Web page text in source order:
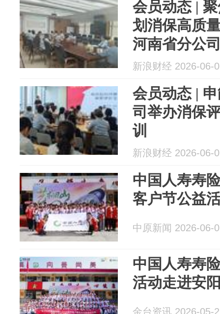
会员动态 |
划消保高质
河南省分公
护工...
新浪财经 2026-06-
会员动态 |
司举办消保
训
新浪财经 2026-06-
中国人寿寿
客户节公益
中原新闻 2026-06-
中国人寿寿
活动走进安
金台资讯 2026-05-